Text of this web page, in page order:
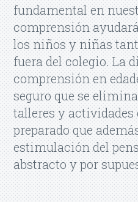
fundamental en
comprensión
los niños y niñas
fuera del colegio. La
comprensión en
seguro que se
talleres y actividades
preparado que
estimulación del
abstracto y por